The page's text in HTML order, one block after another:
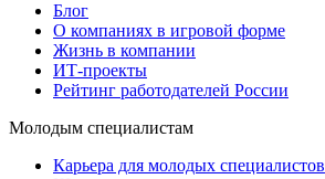
Блог
О компаниях в игровой форме
Жизнь в компании
ИТ-проекты
Рейтинг работодателей России
Молодым специалистам
Карьера для молодых специалистов